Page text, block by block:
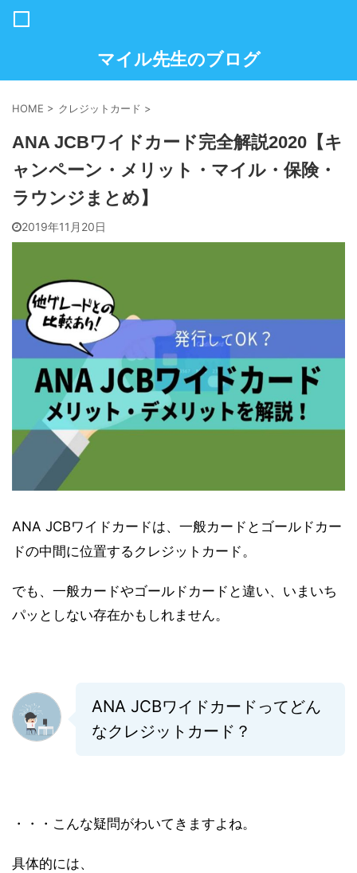
マイル先生のブログ
HOME > クレジットカード >
ANA JCBワイドカード完全解説2020【キ
ャンペーン・メリット・マイル・保険・
ラウンジまとめ】
2019年11月20日
ANA JCBワイド カードは、一般カードとゴールドカー
ドの中間に位置するクレジットカード。
でも、一般カードやゴールドカードと違い、いまいち
パッとしない存在かもしれません。
ANA JCBワイドカードってどん
なクレジットカード？
・・・こんな疑問がわいてきますよね。
具体的には、